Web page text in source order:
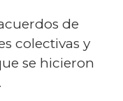
de
colectivas y
se hicieron